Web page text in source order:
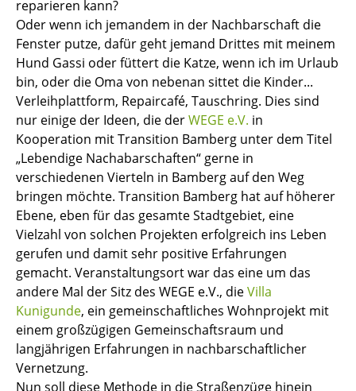
reparieren kann?
Oder wenn ich jemandem in der Nachbarschaft die
Fenster putze, dafür geht jemand Drittes mit meinem
Hund Gassi oder füttert die Katze, wenn ich im Urlaub
bin, oder die Oma von nebenan sittet die Kinder...
Verleihplattform, Repaircafé, Tauschring. Dies sind
nur einige der Ideen, die derWEGE e.V. in
Kooperation mit Transition Bamberg unter dem Titel
„Lebendige Nachabarschaften“ gerne in
verschiedenen Vierteln in Bamberg auf den Weg
bringen möchte. Transition Bamberg hat auf höherer
Ebene, eben für das gesamte Stadtgebiet, eine
Vielzahl von solchen Projekten erfolgreich ins Leben
gerufen und damit sehr positive Erfahrungen
gemacht. Veranstaltungsort war das eine um das
andere Mal der Sitz des WEGE e.V., dieVilla
Kunigunde, ein gemeinschaftliches Wohnprojekt mit
einem großzügigen Gemeinschaftsraum und
langjährigen Erfahrungen in nachbarschaftlicher
Vernetzung.
Nun soll diese Methode in die Straßenzüge hinein